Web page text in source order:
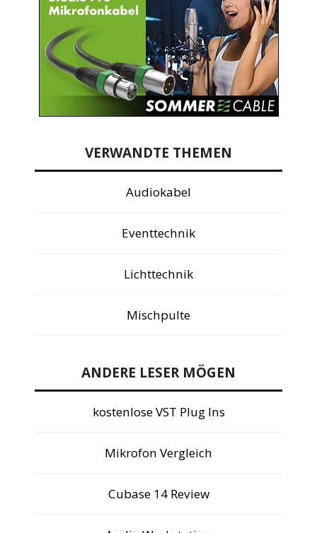
VERWANDTE THEMEN
Audiokabel
Eventtechnik
Lichttechnik
Mischpulte
ANDERE LESER MÖGEN
kostenlose VST Plug Ins
Mikrofon Vergleich
Cubase 14 Review